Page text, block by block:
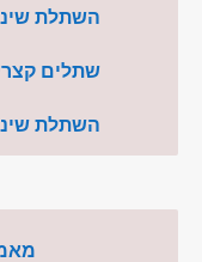
השתלת
שתלים
השתלת